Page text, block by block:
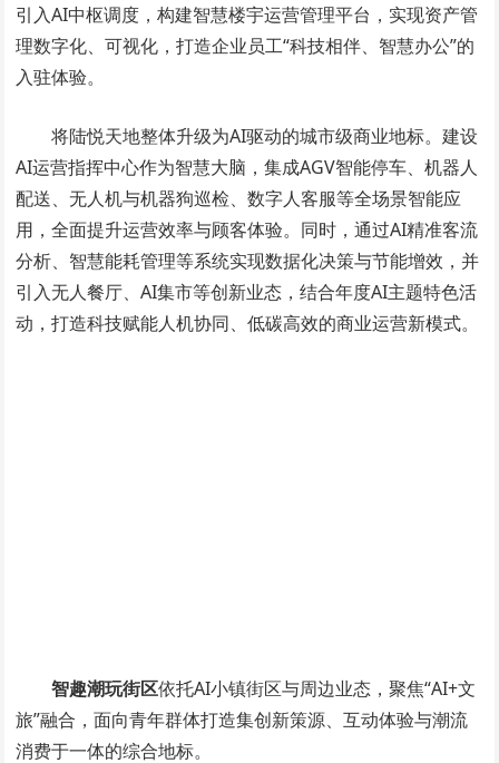
引入AI中枢调度，构建智慧楼宇运营管理平台，实现资产管
理数字化、可视化，打造企业员工“科技相伴、智慧办公”的
入驻体验。
将陆悦天地整体升级为AI驱动的城市级商业地标。建设
AI运营指挥中心作为智慧大脑，集成AGV智能停车、机器人
配送、无人机与机器狗巡检、数字人客服等全场景智能应
用，全面提升运营效率与顾客体验。同时，通过AI精准客流
分析、智慧能耗管理等系统实现数据化决策与节能增效，并
引入无人餐厅、AI集市等创新业态，结合年度AI主题特色活
动，打造科技赋能人机协同、低碳高效的商业运营新模式。
智趣潮玩街区依托AI小镇街区与周边业态，聚焦“AI+文
旅”融合，面向青年群体打造集创新策源、互动体验与潮流
消费于一体的综合地标。